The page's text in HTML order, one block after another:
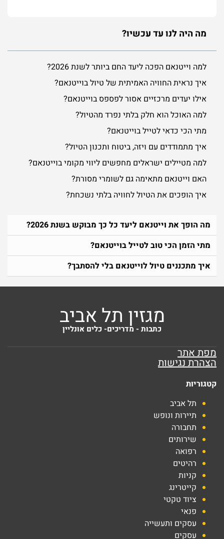
מה היה לנו עד עכשיו?
למה וייטנאם הפכה ליעד החם ביותר לשנת 2026?
איך נראית החוויה האמיתית של טיול בוייטנאם?
אילו יעדים מרכזיים אסור לפספס בוייטנאם?
למה האוכל הוא חלק בלתי נפרד מהטיול?
מתי הכי כדאי לטייל בוייטנאם?
איך מתמודדים עם ויזה, ביטוח ותכנון הטיול?
למה מטיילים ישראלים מחפשים ליווי מקומי בוייטנאם?
האם וייטנאם מתאימה גם לשומרי מסורת?
איך הופכים את הטיול לחוויה בלתי נשכחת?
מה הופך את וייטנאם ליעד כל כך מבוקש בשנת 2026?
מתי הזמן הכי טוב לטייל בוייטנאם?
איך מתכננים טיול לוייטנאם בלי להסתבך?
מגזין תל אביב
כתבות - מדריכים- כלים אונליין
מפת אתר
הצהרת נגישות
קטגוריות
תל אביב
תיירות ונופש
תחבורה
שירותים
רפואה
רהיטים
קניות
קייטרינג
ציוד טקטי
פנאי
עסקים ותעשייה
עסקים